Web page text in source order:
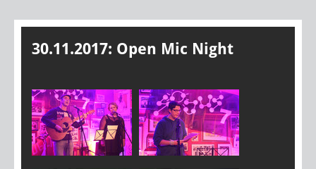
30.11.2017: Open Mic Night